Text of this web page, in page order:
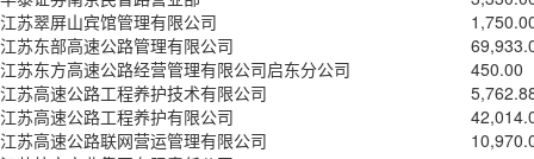
江苏翠屏山宾馆管理有限公司
江苏东部高速公路管理有限公司
江苏东方高速公路经营管理有限公司启东分公司
450.00
江苏高速公路工程养护技术有限公司
江苏高速公路工程养护有限公司
江苏高速公路联网营运管理有限公司